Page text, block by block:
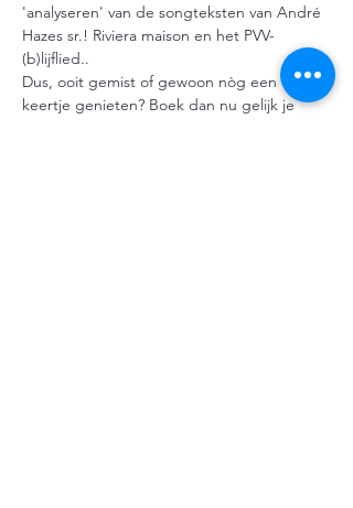
'analyseren' van de songteksten van André
Hazes sr.! Riviera maison en het PVV-
(b)lijflied..
Dus, ooit gemist of gewoon nòg een
keertje genieten? Boek dan nu gelijk je